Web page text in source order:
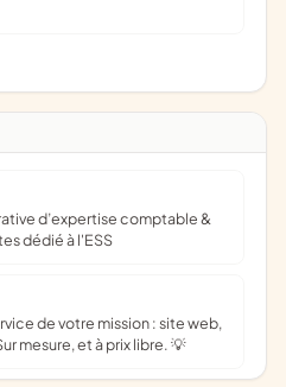
dédié à l'ESS
mesure, et à prix libre. 💡